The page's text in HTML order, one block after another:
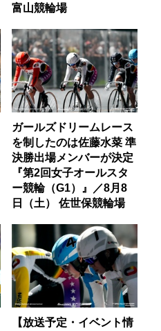
富山競輪場
ガールズドリームレース
を制したのは佐藤水菜 準
決勝出場メンバーが決定
『第2回女子オールスタ
ー競輪（G1）』／8月8
日（土） 佐世保競輪場
【放送予定・イベント情